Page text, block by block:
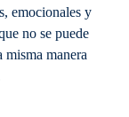
emocionales y
no se puede
misma manera